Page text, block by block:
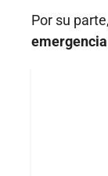
Por su
emergencia